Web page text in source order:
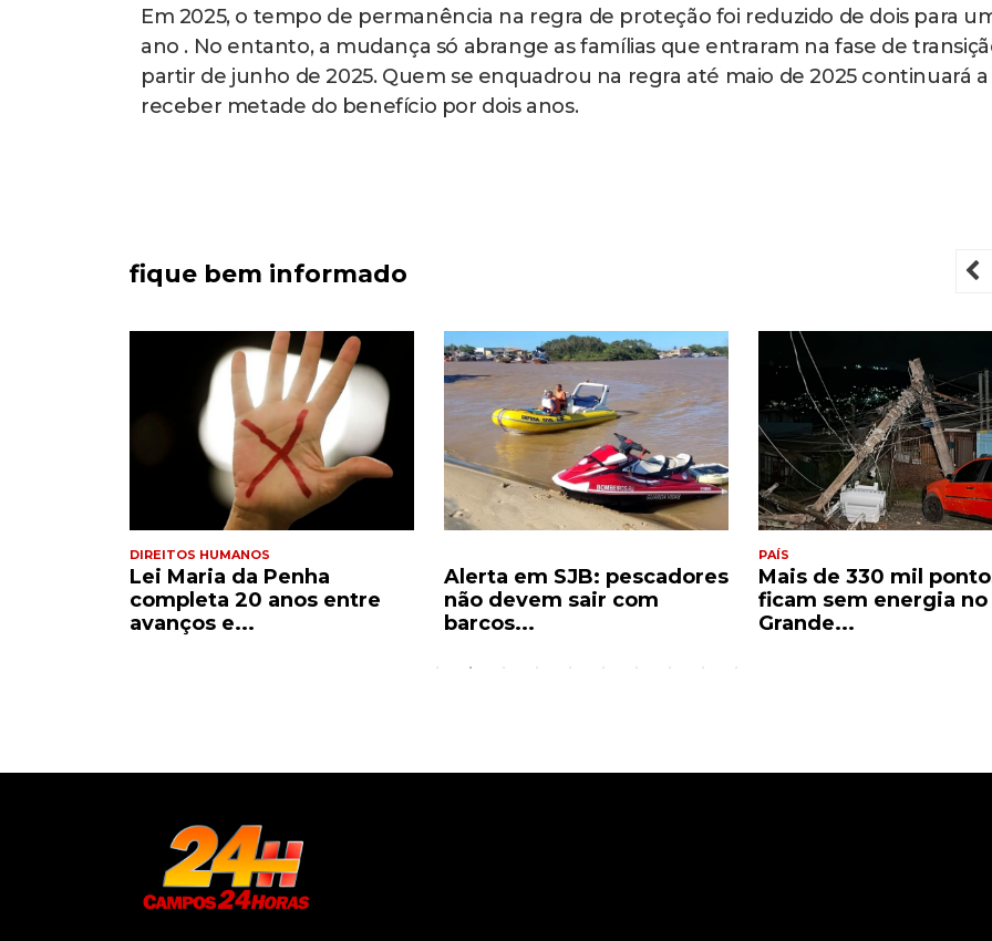
Em 2025, o tempo de permanência na regra de proteção foi reduzido de dois para
ano . No entanto, a mudança só abrange as famílias que entraram na fase de
partir de junho de 2025. Quem se enquadrou na regra até maio de 2025 continuará a
receber metade do benefício por dois anos.
fique bem informado
DIREITOS HUMANOS
Lei Maria da Penha
completa 20 anos entre
avanços e...
Alerta em SJB: pescadores
não devem sair com
barcos...
PAÍS
Mais de 330 mil
ficam sem energia no
Grande...